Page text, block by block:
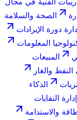
الصحة والسلامة
دورة الإيرادات
المعلومات
المبيعات
والغاز
الذكاء
النفايات
والاستدامة